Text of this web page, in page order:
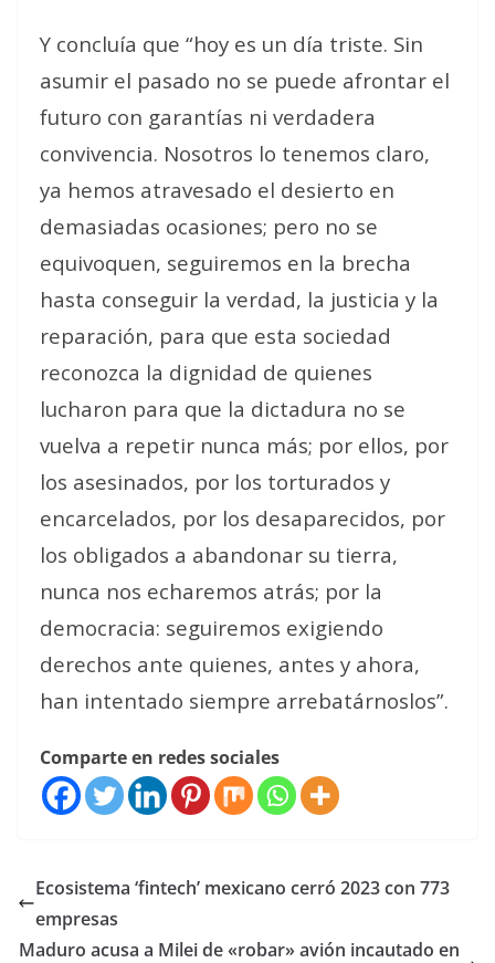
Y concluía que “hoy es un día triste. Sin
asumir el pasado no se puede afrontar el
futuro con garantías ni verdadera
convivencia. Nosotros lo tenemos claro,
ya hemos atravesado el desierto en
demasiadas ocasiones; pero no se
equivoquen, seguiremos en la brecha
hasta conseguir la verdad, la justicia y la
reparación, para que esta sociedad
reconozca la dignidad de quienes
lucharon para que la dictadura no se
vuelva a repetir nunca más; por ellos, por
los asesinados, por los torturados y
encarcelados, por los desaparecidos, por
los obligados a abandonar su tierra,
nunca nos echaremos atrás; por la
democracia: seguiremos exigiendo
derechos ante quienes, antes y ahora,
han intentado siempre arrebatárnoslos”.
Comparte en redes sociales
Ecosistema ‘fintech’ mexicano cerró 2023 con 773
empresas
Maduro acusa a Milei de «robar» avión incautado en